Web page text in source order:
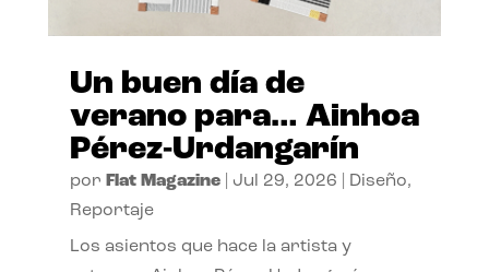
Un buen día de
verano para… Ainhoa
Pérez-Urdangarín
por Flat Magazine| Jul 29, 2026 Diseño,
Reportaje
Los asientos que hace la artista y